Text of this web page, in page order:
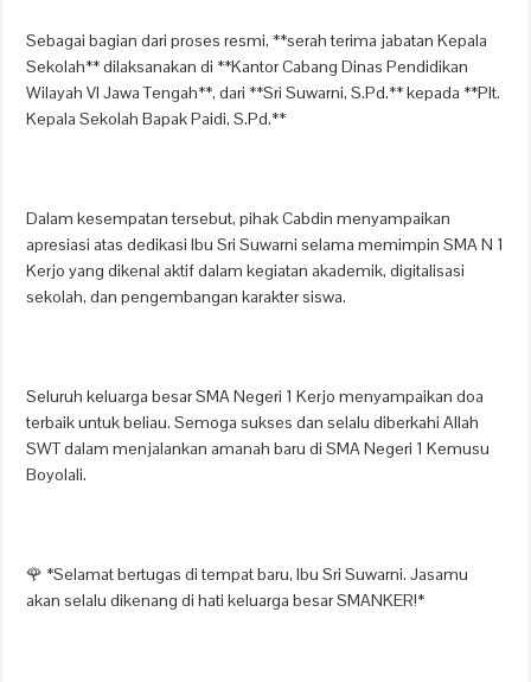
Sebagai bagian dari proses resmi, **serah terima jabatan Kepala
Sekolah** dilaksanakan di **Kantor Cabang Dinas Pendidikan
Wilayah VI Jawa Tengah**, dari **Sri Suwarni, S.Pd.** kepada **Plt.
Kepala Sekolah Bapak Paidi, S.Pd.**
Dalam kesempatan tersebut, pihak Cabdin menyampaikan
apresiasi atas dedikasi Ibu Sri Suwarni selama memimpin SMA N 1
Kerjo yang dikenal aktif dalam kegiatan akademik, digitalisasi
sekolah, dan pengembangan karakter siswa.
Seluruh keluarga besar SMA Negeri 1 Kerjo menyampaikan doa
terbaik untuk beliau. Semoga sukses dan selalu diberkahi Allah
SWT dalam menjalankan amanah baru di SMA Negeri 1 Kemusu
Boyolali.
🌹 *Selamat bertugas di tempat baru, Ibu Sri Suwarni. Jasamu
akan selalu dikenang di hati keluarga besar SMANKER!*